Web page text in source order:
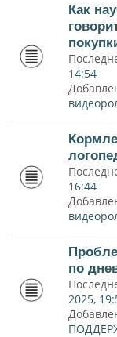
Как
14:54
16:44
по
2025,